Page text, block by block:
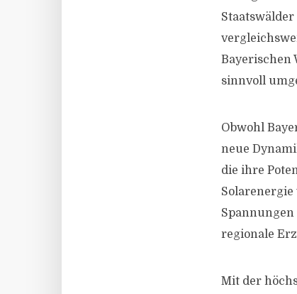
Bayerischen
sinnvoll
Obwohl
neue
die ihre
regionale
Mit der